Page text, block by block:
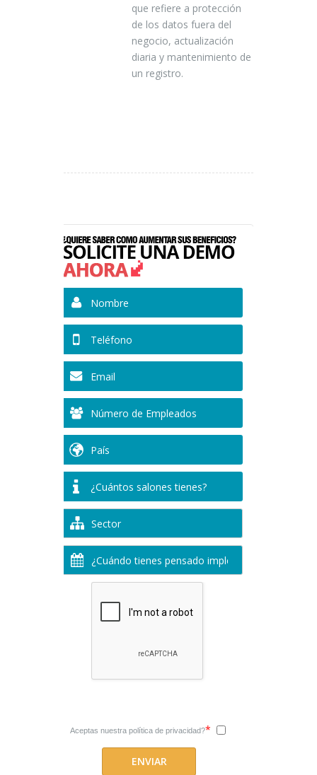
que refiere a protección
de los datos fuera del
negocio, actualización
diaria y mantenimiento de
un registro.
Aceptas nuestrapolítica de privacidad?*